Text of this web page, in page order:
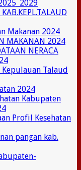
Makanan 2024
MAKANAN 2024
NERACA
Talaud
2024
Kabupaten
Profil Kesehatan
pangan kab.